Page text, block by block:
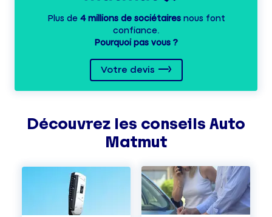
Plus de 4 millions de sociétairesnous font
confiance.
Pourquoi pas vous ?
Votre devis
Découvrez les conseils Auto
Matmut